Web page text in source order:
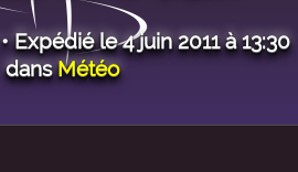
• Expédié le 4 juin 2011 à 13:30
dansMétéo